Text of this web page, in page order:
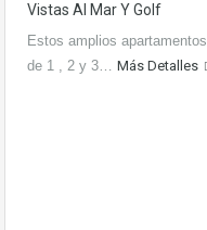
Vistas Al Mar Y Golf
Estos amplios apartamentos
de 1 , 2 y 3… Más Detalles